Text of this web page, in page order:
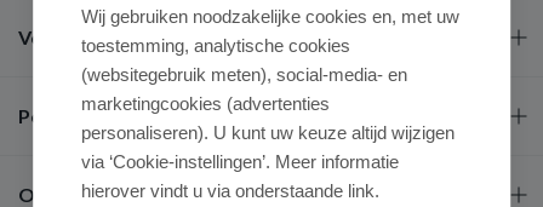
Veel gestelde vragen
Populaire merken
Over ons
Wij gebruiken noodzakelijke cookies en, met uw
toestemming, analytische cookies
(websitegebruik meten), social-media- en
marketingcookies (advertenties
personaliseren). U kunt uw keuze altijd wijzigen
via ‘Cookie-instellingen’. Meer informatie
hierover vindt u via onderstaande link.